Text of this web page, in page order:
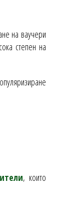
на ваучери
степен на
, които